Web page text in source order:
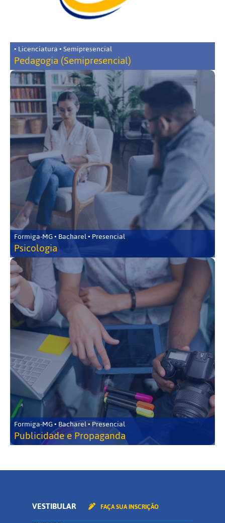
• Licenciatura • Semipresencial
Pedagogia (Semipresencial)
Formiga-MG • Bacharel • Presencial
Psicologia
Formiga-MG • Bacharel • Presencial
Publicidade e Propaganda
VESTIBULAR FAÇA SUA INSCRIÇÃO